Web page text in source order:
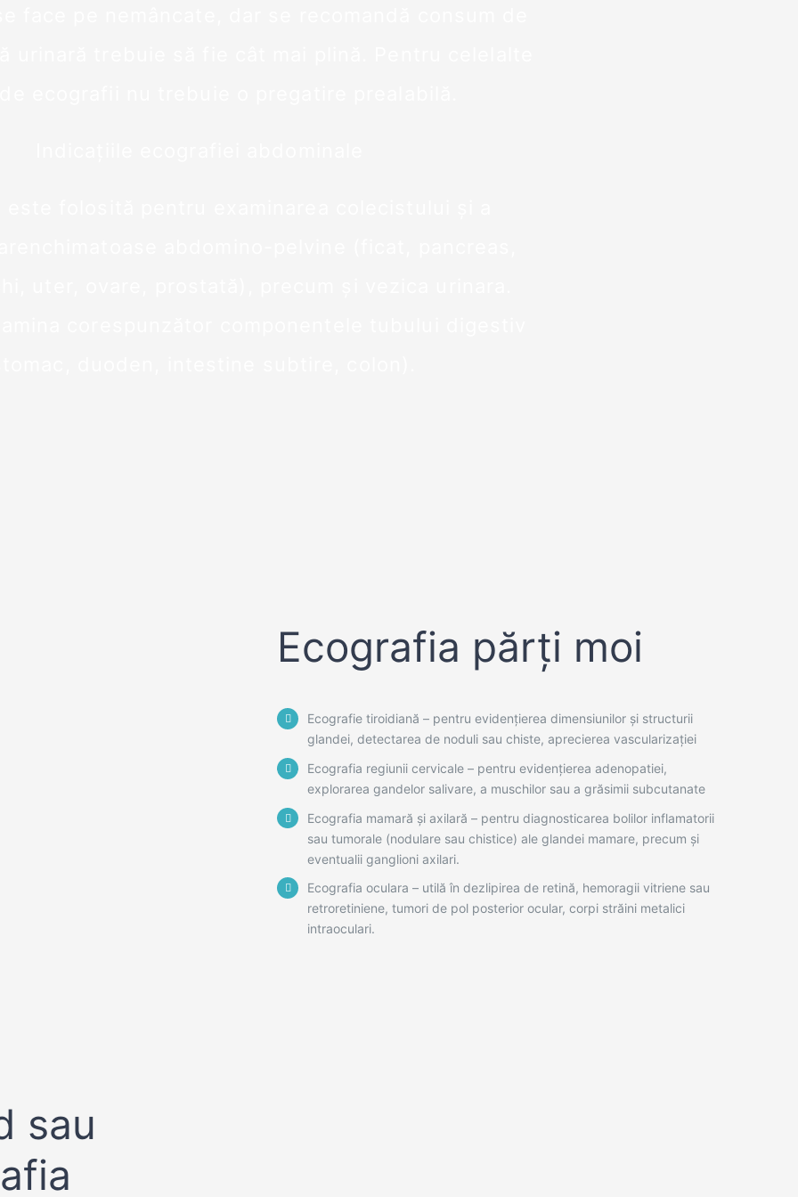
Ecografia părți moi
Ecografie tiroidiană – pentru evidențierea dimensiunilor și structurii
glandei, detectarea de noduli sau chiste, aprecierea vascularizației
Ecografia regiunii cervicale – pentru evidențierea adenopatiei,
explorarea gandelor salivare, a muschilor sau a grăsimii subcutanate
Ecografia mamară și axilară – pentru diagnosticarea bolilor inflamatorii
sau tumorale (nodulare sau chistice) ale glandei mamare, precum și
eventualii ganglioni axilari.
Ecografia oculara – utilă în dezlipirea de retină, hemoragii vitriene sau
retroretiniene, tumori de pol posterior ocular, corpi străini metalici
intraoculari.
sau